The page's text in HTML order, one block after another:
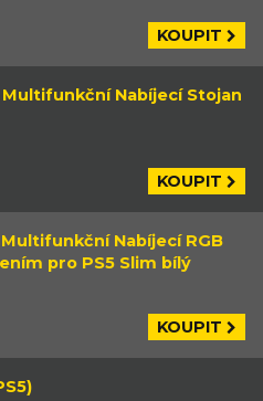
KOUPIT
Multifunkční Nabíjecí Stojan
KOUPIT
Nabíjecí RGB
pro PS5 Slim bílý
KOUPIT